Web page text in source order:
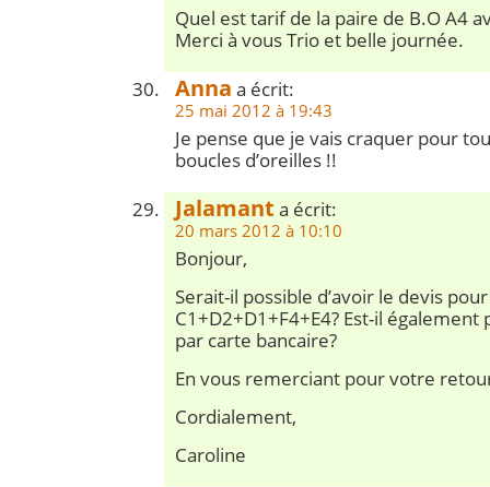
Quel est tarif de la paire de B.O A4
Merci à vous Trio et belle journée.
Anna a écrit:
25 mai 2012 à 19:43
Je pense que je vais craquer pour
boucles d’oreilles !!
Jalamant a écrit:
20 mars 2012 à 10:10
Bonjour,
Serait-il possible d’avoir le devis
C1+D2+D1+F4+E4? Est-il
par carte bancaire?
En vous remerciant pour votre
Cordialement,
Caroline